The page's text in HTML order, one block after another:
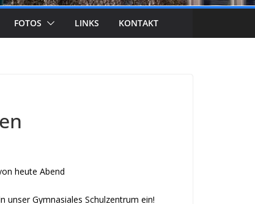
FOTOS LINKS KONTAKT
heute Abend
unser Gymnasiales Schulzentrum ein!